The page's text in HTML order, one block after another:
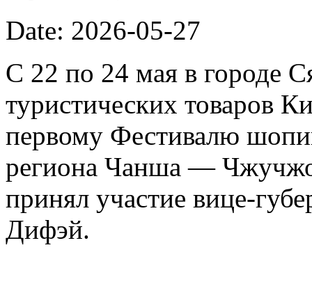
Date: 2026-05-27
С 22 по 24 мая в городе
туристических товаров
первому Фестивалю
региона Чанша —
принял участие вице-
Дифэй.